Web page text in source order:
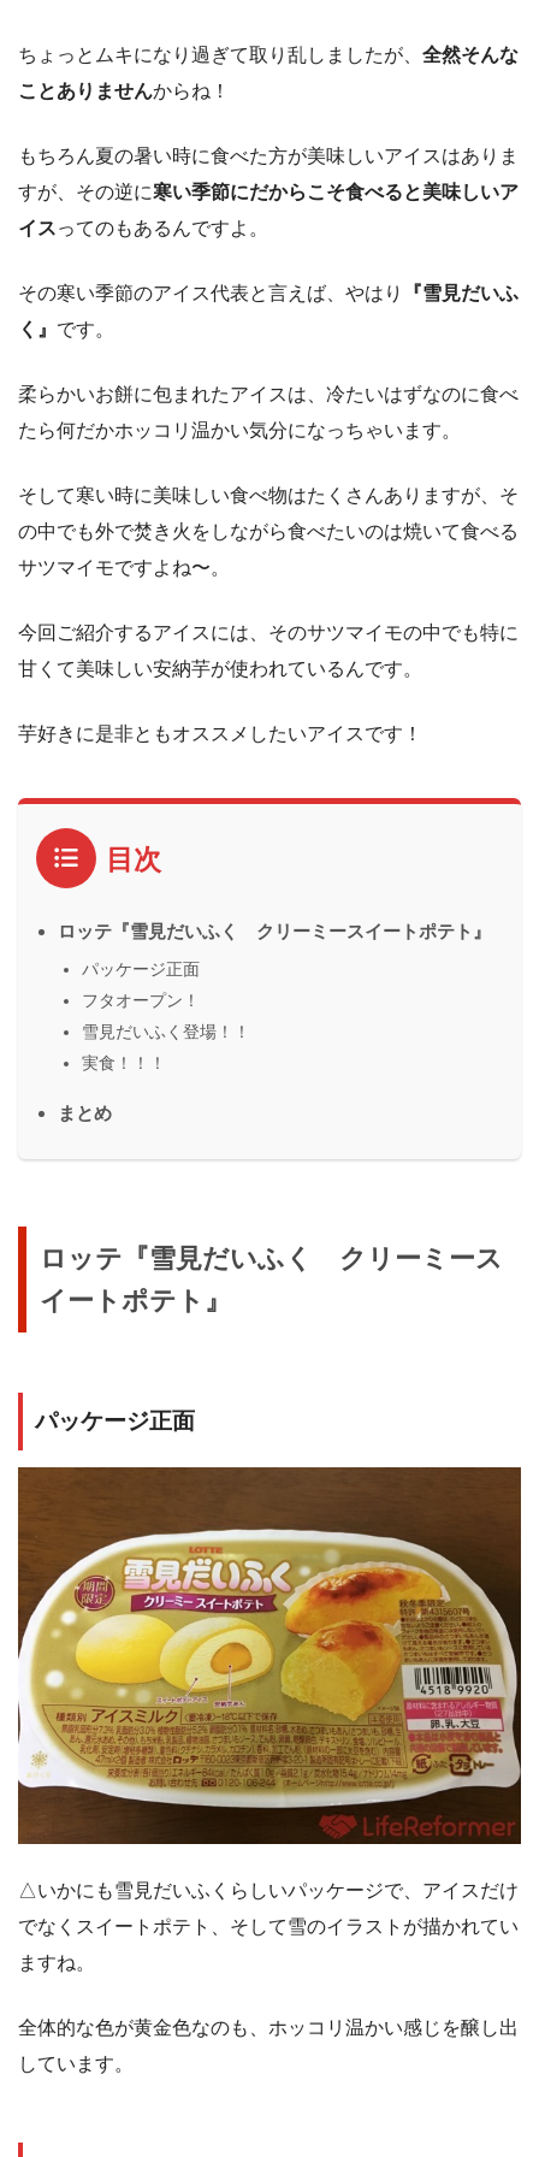
ちょっとムキになり過ぎて取り乱しましたが、 全然そんな
ことありませんからね！
もちろん夏の暑い時に食べた方が美味しいアイスはありま
すが、その逆に寒い季節にだからこそ食べると美味しいア
イスってのもあるんですよ。
その寒い季節のアイス代表と言えば、やはり
『雪見だいふ
く』 です。
柔らかいお餅に包まれたアイスは、冷たいはずなのに食べ
たら何だかホッコリ温かい気分になっちゃいます。
そして寒い時に美味しい食べ物はたくさんありますが、そ
の中でも外で焚き火をしながら食べたいのは焼いて食べる
サツマイモですよね〜。
今回ご紹介するアイスには、そのサツマイモの中でも特に
甘くて美味しい安納芋が使われているんです。
芋好きに是非ともオススメしたいアイスです！
目次
ロッテ『雪見だいふく クリーミースイートポテト』
パッケージ正面
フタオープン！
雪見だいふく登場！！
実食！！！
まとめ
ロッテ『雪見だいふく クリーミース
イートポテト』
パッケージ正面
△いかにも雪見だいふくらしいパッケージで、アイスだけ
でなくスイートポテト、そして雪のイラストが描かれてい
ますね。
全体的な色が黄金色なのも、ホッコリ温かい感じを醸し出
しています。